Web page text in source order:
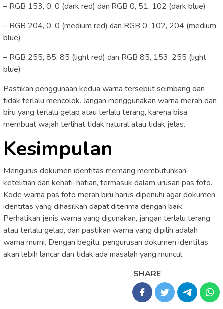
– RGB 153, 0, 0 (dark red) dan RGB 0, 51, 102 (dark blue)
– RGB 204, 0, 0 (medium red) dan RGB 0, 102, 204 (medium
blue)
– RGB 255, 85, 85 (light red) dan RGB 85, 153, 255 (light
blue)
Pastikan penggunaan kedua warna tersebut seimbang dan
tidak terlalu mencolok. Jangan menggunakan warna merah dan
biru yang terlalu gelap atau terlalu terang, karena bisa
membuat wajah terlihat tidak natural atau tidak jelas.
Kesimpulan
Mengurus dokumen identitas memang membutuhkan
ketelitian dan kehati-hatian, termasuk dalam urusan pas foto.
Kode warna pas foto merah biru harus dipenuhi agar dokumen
identitas yang dihasilkan dapat diterima dengan baik.
Perhatikan jenis warna yang digunakan, jangan terlalu terang
atau terlalu gelap, dan pastikan warna yang dipilih adalah
warna murni. Dengan begitu, pengurusan dokumen identitas
akan lebih lancar dan tidak ada masalah yang muncul.
SHARE